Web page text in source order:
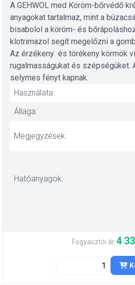
A GEHWOL med Köröm-bőrvédő
anyagokat tartalmaz, mint a
bisabolol a köröm- és
klotrimazol segít megelőzni a
Az érzékeny és törékeny körmök
rugalmasságukat és szépségüket.
selymes fényt kapnak.
Használata:
Állaga:
Megjegyzések:
Hatóanyagok:
Fogyasztói ár:4